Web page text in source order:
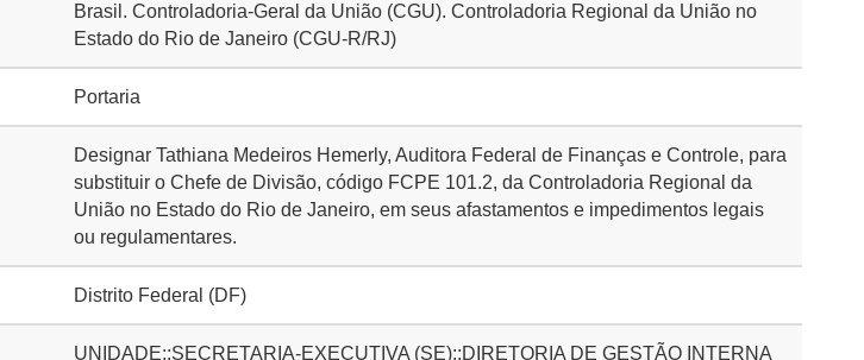
Brasil. Controladoria-Geral da União (CGU). Controladoria Regional da União no
Estado do Rio de Janeiro (CGU-R/RJ)
Portaria
Designar Tathiana Medeiros Hemerly, Auditora Federal de Finanças e Controle, para
substituir o Chefe de Divisão, código FCPE 101.2, da Controladoria Regional da
União no Estado do Rio de Janeiro, em seus afastamentos e impedimentos legais
ou regulamentares.
Distrito Federal (DF)
UNIDADE::SECRETARIA-EXECUTIVA (SE)::DIRETORIA DE GESTÃO INTERNA